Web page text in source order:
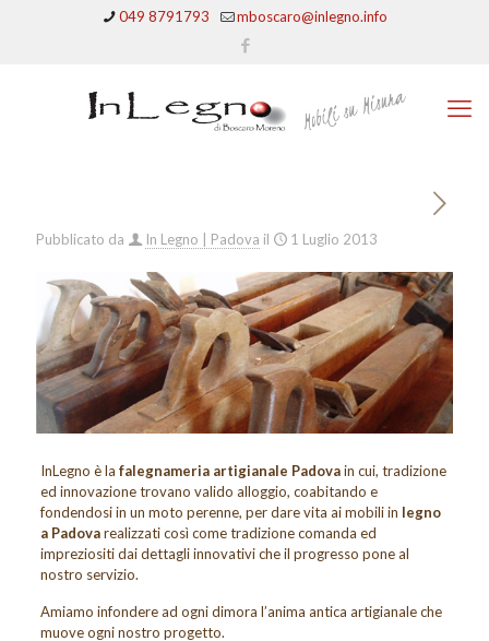
049 8791793 mboscaro@inlegno.info
Pubblicato da In Legno | Padova il 1 Luglio 2013
InLegno è la falegnameria artigianale Padovain cui, tradizione
ed innovazione trovano valido alloggio, coabitando e
fondendosi in un moto perenne, per dare vita ai mobili in legno
a Padovarealizzati così come tradizione comanda ed
impreziositi dai dettagli innovativi che il progresso pone al
nostro servizio.
Amiamo infondere ad ogni dimora l’anima antica artigianale che
muove ogni nostro progetto.